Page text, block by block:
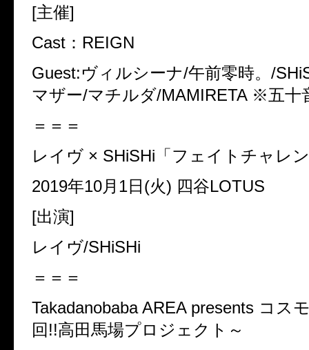
[主催]
Cast ： REIGN
Guest:ヴィルシーナ/午前零時。 /
マザー/マチルダ/MAMIRETA ※五十
＝＝＝
レイヴ × SHiSHi 「フェイトチャレ
2019年10月 1日 (火) 四谷LOTUS
[出演]
レイヴ/SHiSHi
＝＝＝
Takadanobaba AREA presents コス
回 !!高田馬場プロジェクト～